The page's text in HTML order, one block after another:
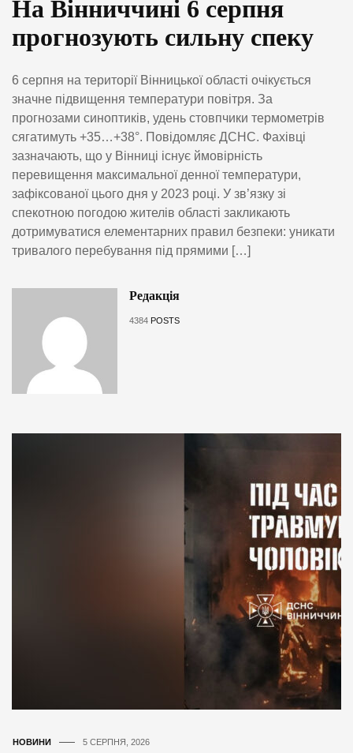
На Вінниччині 6 серпня
прогнозують сильну спеку
6 серпня на території Вінницької області очікується
значне підвищення температури повітря. За
прогнозами синоптиків, удень стовпчики термометрів
сягатимуть +35…+38°. Повідомляє ДСНС. Фахівці
зазначають, що у Вінниці існує ймовірність
перевищення максимальної денної температури,
зафіксованої цього дня у 2023 році. У зв’язку зі
спекотною погодою жителів області закликають
дотримуватися елементарних правил безпеки: уникати
тривалого перебування під прямими […]
Редакція
4384 POSTS
НОВИНИ 5 СЕРПНЯ, 2026